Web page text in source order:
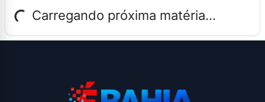
Carregando próxima matéria...